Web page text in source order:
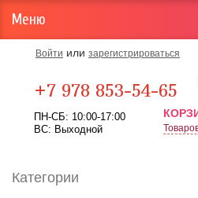
Войти или зарегистрироваться
+7 978 853-54-65
ПН-СБ: 10:00-17:00
ВС: Выходной
Меню
Категории